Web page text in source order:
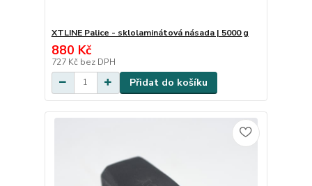
XTLINE Palice - sklolaminátová násada | 5000 g
880 Kč
727 Kč bez DPH
Přidat do košíku